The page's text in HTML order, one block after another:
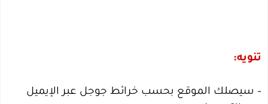
تنويه:
– سيصلك الموقع بحسب خرائط جوجل عبر الإيميل